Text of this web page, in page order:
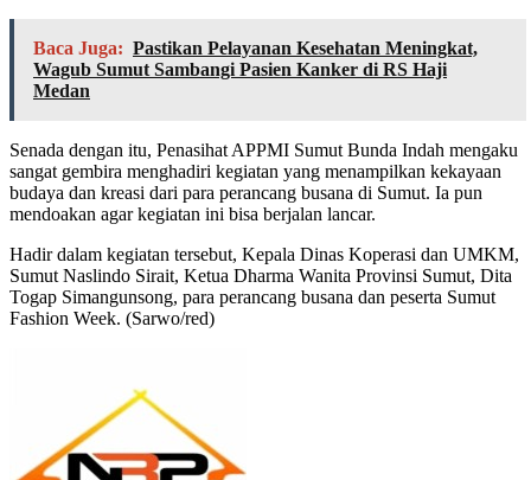
Baca Juga: Pastikan Pelayanan Kesehatan Meningkat,
Wagub Sumut Sambangi Pasien Kanker di RS Haji
Medan
Senada dengan itu, Penasihat APPMI Sumut Bunda Indah mengaku
sangat gembira menghadiri kegiatan yang menampilkan kekayaan
budaya dan kreasi dari para perancang busana di Sumut. Ia pun
mendoakan agar kegiatan ini bisa berjalan lancar.
Hadir dalam kegiatan tersebut, Kepala Dinas Koperasi dan UMKM,
Sumut Naslindo Sirait, Ketua Dharma Wanita Provinsi Sumut, Dita
Togap Simangunsong, para perancang busana dan peserta Sumut
Fashion Week. (Sarwo/red)